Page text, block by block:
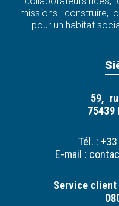
missions : construire,
pour un habitat
59,
75439
Tél. :
E-mail :
Service